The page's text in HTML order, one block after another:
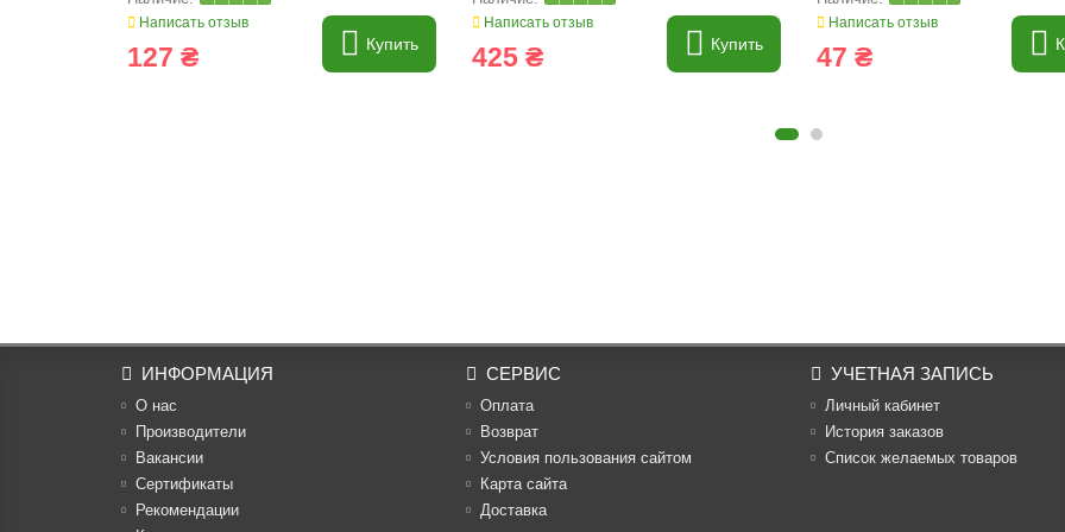
Написать отзыв
127 ₴ Купить
Написать отзыв
425 ₴ Купить
Написать отзыв
47 ₴
ИНФОРМАЦИЯ
О нас
Производители
Вакансии
Cертификаты
Рекомендации
СЕРВИС
Оплата
Возврат
Условия пользования сайтом
Карта сайта
Доставка
УЧЕТНАЯ ЗАПИСЬ
Личный кабинет
История заказов
Список желаемых товаров